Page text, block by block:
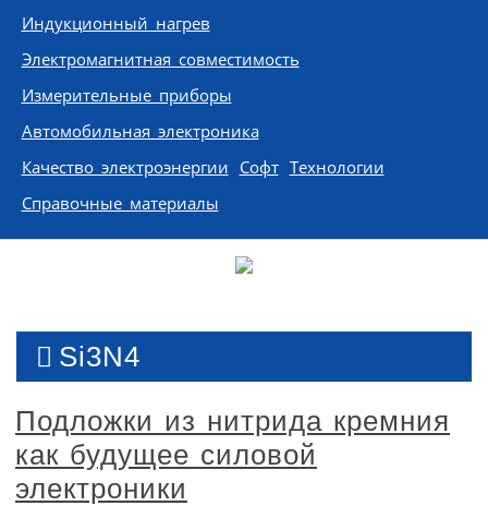
Индукционный нагрев
Электромагнитная совместимость
Измерительные приборы
Автомобильная электроника
Качество электроэнергии Софт Технологии
Справочные материалы
Si3N4
Подложки из нитрида кремния
как будущее силовой
электроники